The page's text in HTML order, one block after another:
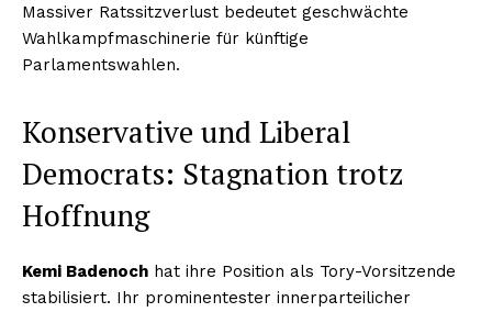
Massiver Ratssitzverlust bedeutet geschwächte
Wahlkampfmaschinerie für künftige
Parlamentswahlen.
Konservative und Liberal
Democrats: Stagnation trotz
Hoffnung
Kemi Badenoch hat ihre Position als Tory-Vorsitzende
stabilisiert. Ihr prominentester innerparteilicher